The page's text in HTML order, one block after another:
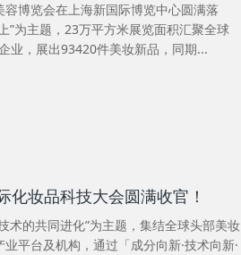
博览会在上海新国际博览中心圆满落
”为主题，23万平方米展览面积汇聚全球
业，展出93420件美妆新品，同期...
化妆品科技大会圆满收官！
的共同进化”为主题，集结全球头部美妆
平台及机构，通过「成分向新·技术向新·